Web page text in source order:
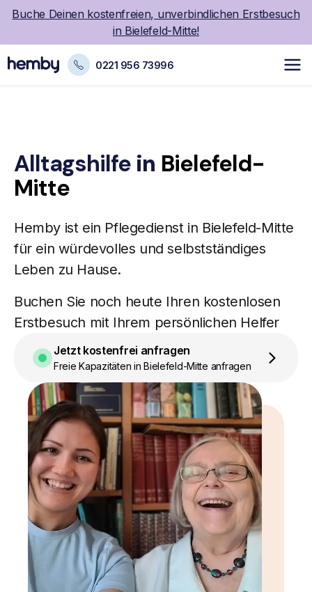
Buche Deinen kostenfreien, unverbindlichen Erstbesuch
in Bielefeld-Mitte!
0221 956 73996
Alltagshilfe in Bielefeld-
Mitte
Hemby ist ein Pflegedienstin Bielefeld-Mitte
für ein würdevolles und selbstständiges
Leben zu Hause.
Buchen Sie noch heute Ihren kostenlosen
Erstbesuch mit Ihrem persönlichen Helfer
Jetzt kostenfrei anfragen
Freie Kapazitäten in Bielefeld-Mitte anfragen